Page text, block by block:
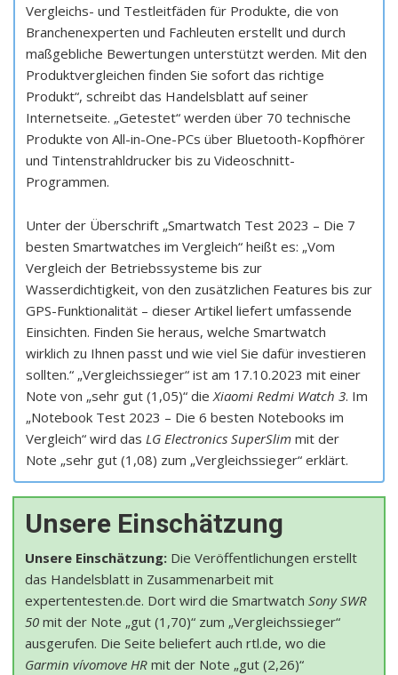
Vergleichs- und Testleitfäden für Produkte, die von
Branchenexperten und Fachleuten erstellt und durch
maßgebliche Bewertungen unterstützt werden. Mit den
Produktvergleichen finden Sie sofort das richtige
Produkt“, schreibt das Handelsblatt auf seiner
Internetseite. „Getestet“ werden über 70 technische
Produkte von All-in-One-PCs über Bluetooth-Kopfhörer
und Tintenstrahldrucker bis zu Videoschnitt-
Programmen.
Unter der Überschrift „Smartwatch Test 2023 – Die 7
besten Smartwatches im Vergleich“ heißt es: „Vom
Vergleich der Betriebssysteme bis zur
Wasserdichtigkeit, von den zusätzlichen Features bis zur
GPS-Funktionalität – dieser Artikel liefert umfassende
Einsichten. Finden Sie heraus, welche Smartwatch
wirklich zu Ihnen passt und wie viel Sie dafür investieren
sollten.“ „Vergleichssieger“ ist am 17.10.2023 mit einer
Note von „sehr gut (1,05)“ dieXiaomi Redmi Watch 3. Im
„Notebook Test 2023 – Die 6 besten Notebooks im
Vergleich“ wird das LG Electronics SuperSlim mit der
Note „sehr gut (1,08) zum „Vergleichssieger“ erklärt.
Unsere Einschätzung
Unsere Einschätzung: Die Veröffentlichungen erstellt
das Handelsblatt in Zusammenarbeit mit
expertentesten.de. Dort wird die Smartwatch Sony SWR
50 mit der Note „gut (1,70)“ zum „Vergleichssieger“
ausgerufen. Die Seite beliefert auch rtl.de, wo die
Garmin vívomove HR mit der Note „gut (2,26)“